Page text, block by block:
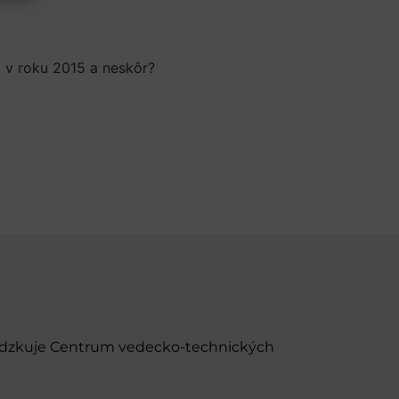
v roku 2015 a neskôr?
Centrum vedecko-technických